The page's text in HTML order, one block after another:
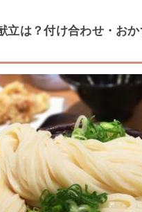
立は？付け合わせ・お